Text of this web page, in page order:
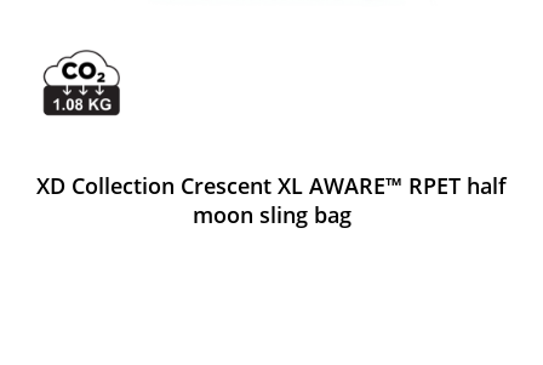
XD Collection Crescent XL AWARE™ RPET half
moon sling bag